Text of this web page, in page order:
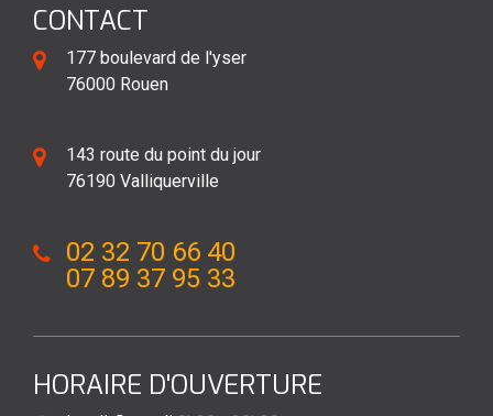
CONTACT
177 boulevard de l'yser
76000 Rouen
143 route du point du jour
76190 Valliquerville
02 32 70 66 40
07 89 37 95 33
HORAIRE D'OUVERTURE